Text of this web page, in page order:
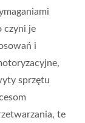
czyni je
i
sprzętu
te